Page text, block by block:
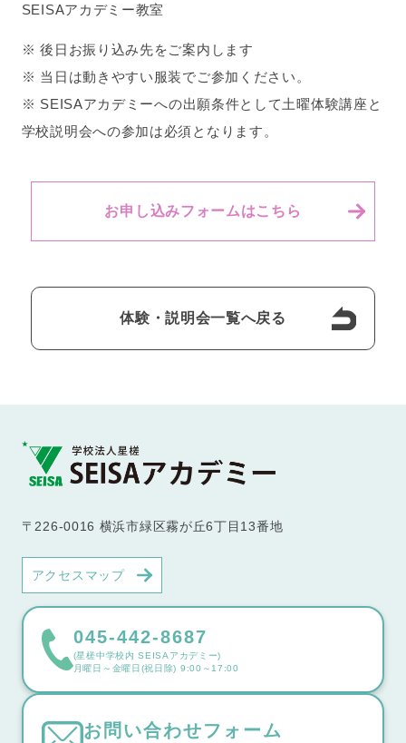
SEISAアカデミー教室
※ 後日お振り込み先をご案内します
※ 当日は動きやすい服装でご参加ください。
※ SEISAアカデミーへの出願条件として土曜体験講座と
学校説明会への参加は必須となります。
お申し込みフォームはこちら
体験・説明会一覧へ戻る
〒226-0016 横浜市緑区霧が丘6丁目13番地
アクセスマップ
045-442-8687
(星槎中学校内 SEISAアカデミー)
月曜日～金曜日(祝日除) 9:00～17:00
お問い合わせフォーム